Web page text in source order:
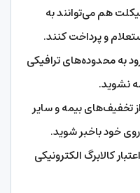
هم می‌توانند به
و پرداخت کنند.
به محدوده‌های ترافیکی
نشوید.
از تخفیف‌های بیمه و سایر
خود باخبر شوید.
کالابرگ الکترونیکی